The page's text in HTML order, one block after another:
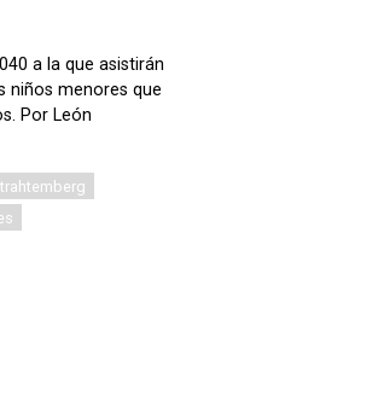
a la que asistirán
niños menores que
Por León